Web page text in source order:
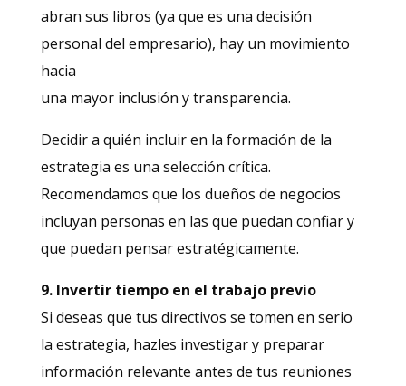
abran sus libros (ya que es una decisión
personal del empresario), hay un movimiento
hacia
una mayor inclusión y transparencia.
Decidir a quién incluir en la formación de la
estrategia es una selección crítica.
Recomendamos que los dueños de negocios
incluyan personas en las que puedan confiar y
que puedan pensar estratégicamente.
9. Invertir tiempo en el trabajo previo
Si deseas que tus directivos se tomen en serio
la estrategia, hazles investigar y preparar
información relevante antes de tus reuniones